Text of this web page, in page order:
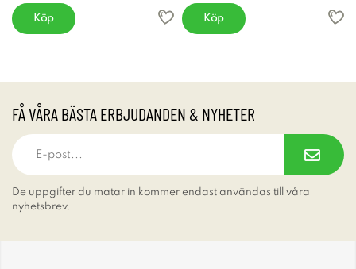
Köp Köp
FÅ VÅRA BÄSTA ERBJUDANDEN & NYHETER
De uppgifter du matar in kommer endast användas till våra
nyhetsbrev.